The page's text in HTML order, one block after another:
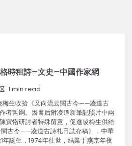
時租詩–文史–中國作家網
1 min read
生收拾《又向流云閱古今——凌道古
者哲嗣。因書后附凌道新筆記照片中兩
寅恪研討者特殊留意，促進凌梅生供給
古今——凌道古詩札日誌存稿》，中華
年誕生，1974年往世，結業于燕京年夜